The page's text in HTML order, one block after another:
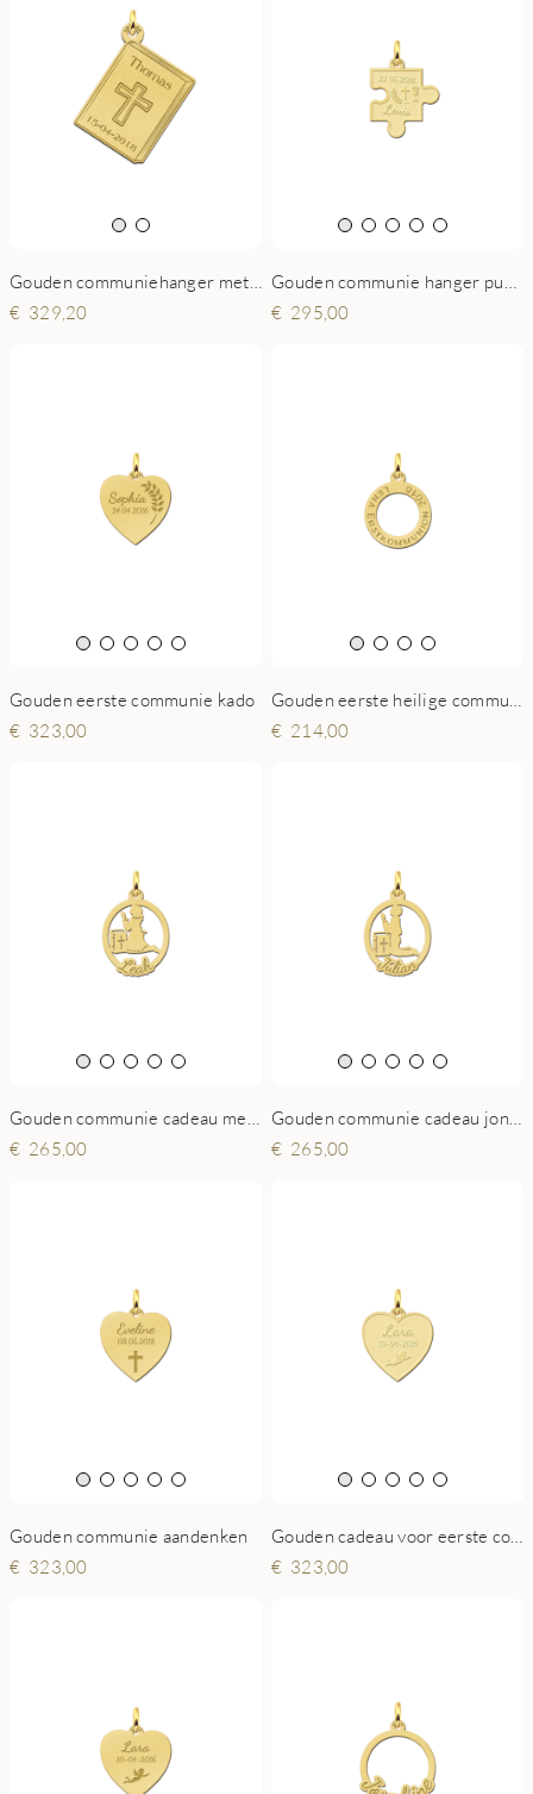
329,20
295,00
Gouden eerste communie kado
323,00
214,00
265,00
265,00
Gouden communie aandenken
323,00
323,00